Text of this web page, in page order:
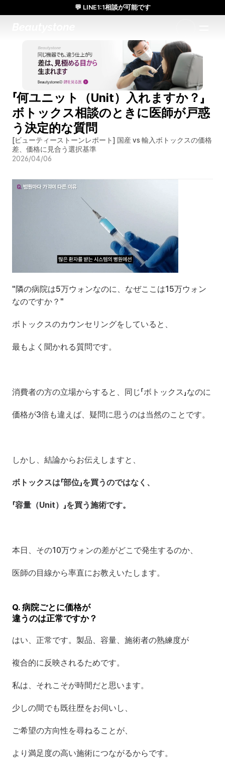
「何ユニット（Unit）入れますか？」
ボトックス相談のときに医師が戸惑
う決定的な質問
[ビューティーストーンレポート] 国産 vs 輸入ボトックスの価格
差、価格に見合う選択基準
2026/04/06
"隣の病院は5万ウォンなのに、なぜここは15万ウォン
なのですか？"
ボトックスのカウンセリングをしていると、
最もよく聞かれる質問です。
消費者の方の立場からすると、同じ「ボトックス」なのに
価格が3倍も違えば、疑問に思うのは当然のことです。
しかし、結論からお伝えしますと、
ボトックスは「部位」を買うのではなく、
「容量（Unit）」を買う施術です。
本日、その10万ウォンの差がどこで発生するのか、
医師の目線から率直にお教えいたします。
Q. 病院ごとに価格が
違うのは正常ですか？
はい、正常です。製品、容量、施術者の熟練度が
複合的に反映されるためです。
私は、それこそが時間だと思います。
少しの間でも既往歴をお伺いし、
ご希望の方向性を尋ねることが、
より満足度の高い施術につながるからです。
💬 LINE1:1相談が可能です
日本人通訳常駐／お得な体験価格／満足度の高い効果